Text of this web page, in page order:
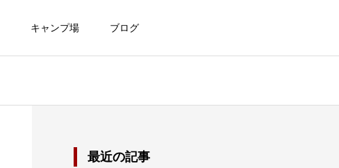
キャンプ場 ブログ
最近の記事